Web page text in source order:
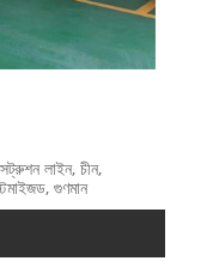
লাইন, চীন,
গুণমান